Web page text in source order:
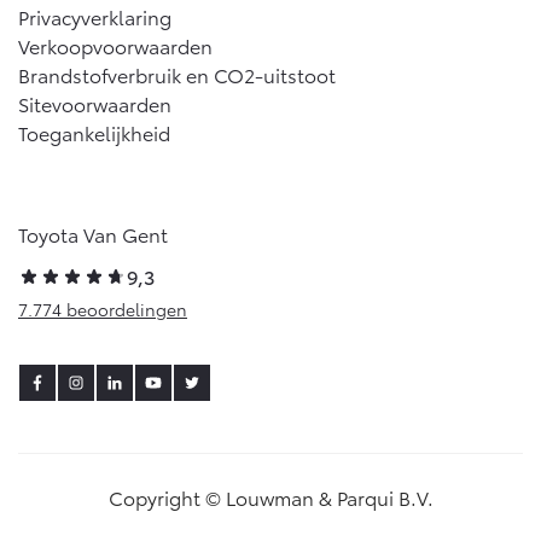
Vanaf € 46.301,-
Land Cruiser (excl. BTW)
Vanaf € 89.986,-
Privacyverklaring
Verkoopvoorwaarden
Brandstofverbruik en CO2-uitstoot
Sitevoorwaarden
Toegankelijkheid
Toyota Van Gent
9,3
7.774 beoordelingen
Copyright © Louwman & Parqui B.V.